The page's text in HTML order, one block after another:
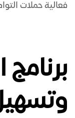
فعالية حملات